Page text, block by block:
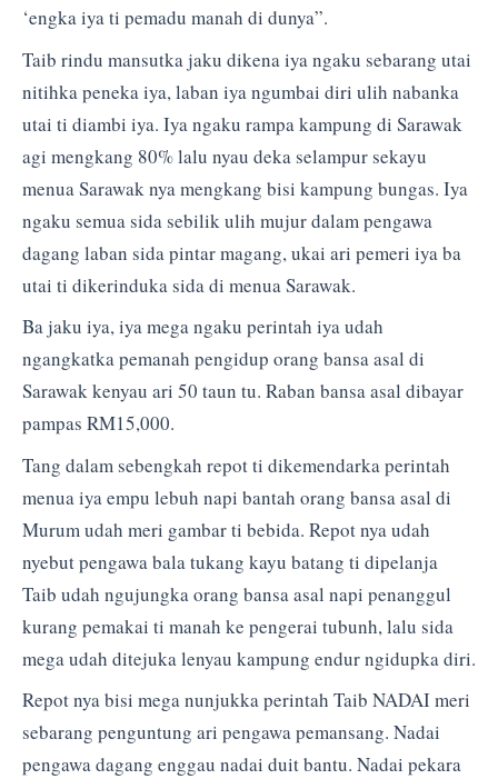
‘engka iya ti pemadu manah di dunya”.
Taib rindu mansutka jaku dikena iya ngaku sebarang utai
nitihka peneka iya, laban iya ngumbai diri ulih nabanka
utai ti diambi iya. Iya ngaku rampa kampung di Sarawak
agi mengkang 80% lalu nyau deka selampur sekayu
menua Sarawak nya mengkang bisi kampung bungas. Iya
ngaku semua sida sebilik ulih mujur dalam pengawa
dagang laban sida pintar magang, ukai ari pemeri iya ba
utai ti dikerinduka sida di menua Sarawak.
Ba jaku iya, iya mega ngaku perintah iya udah
ngangkatka pemanah pengidup orang bansa asal di
Sarawak kenyau ari 50 taun tu. Raban bansa asal dibayar
pampas RM15,000.
Tang dalam sebengkah repot ti dikemendarka perintah
menua iya empu lebuh napi bantah orang bansa asal di
Murum udah meri gambar ti bebida. Repot nya udah
nyebut pengawa bala tukang kayu batang ti dipelanja
Taib udah ngujungka orang bansa asal napi penanggul
kurang pemakai ti manah ke pengerai tubunh, lalu sida
mega udah ditejuka lenyau kampung endur ngidupka diri.
Repot nya bisi mega nunjukka perintah Taib NADAI meri
sebarang penguntung ari pengawa pemansang. Nadai
pengawa dagang enggau nadai duit bantu. Nadai pekara